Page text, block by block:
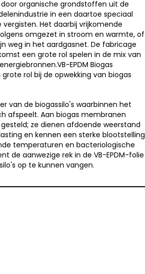
organische grondstoffen uit de
in een daartoe speciaal
Het daarbij vrijkomende
omgezet in stroom en warmte, of
weg in het aardgasnet. De fabricage
een grote rol spelen in de mix van
EPDM Biogas
rol bij de opwekking van biogas
van de biogassilo's waarbinnen het
afspeelt. Aan biogas membranen
ze dienen afdoende weerstand
en kennen een sterke blootstelling
temperaturen en bacteriologische
de aanwezige rek in de VB-EPDM-folie
op te kunnen vangen.